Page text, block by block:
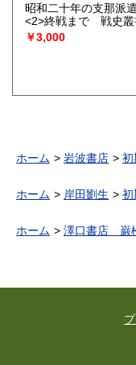
昭和二十年の支那派
<2>終戦まで 戦史叢
￥3,000
ホーム 岩波書店 初
ホーム 岸田劉生 初
ホーム 澤口書店 巌